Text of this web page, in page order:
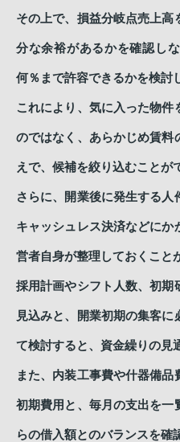
その上で、損益分岐点売上
分な余裕があるかを確認し
何％まで許容できるかを検討
これにより、気に入った物件
のではなく、あらかじめ賃料
えで、候補を絞り込むことが
さらに、開業後に発生する
キャッシュレス決済などに
営者自身が整理しておくこと
採用計画やシフト人数、初期
見込みと、開業初期の集客
て検討すると、資金繰りの見
また、内装工事費や什器備
初期費用と、毎月の支出を一
らの借入額とのバランスを確